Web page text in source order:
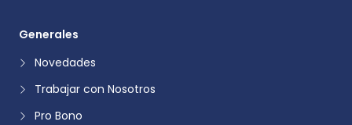
Generales
Novedades
Trabajar con Nosotros
Pro Bono